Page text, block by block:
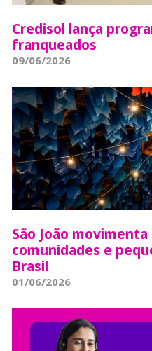
Credisol lança
franqueados
09/06/2026
São João
comunidades e
Brasil
01/06/2026